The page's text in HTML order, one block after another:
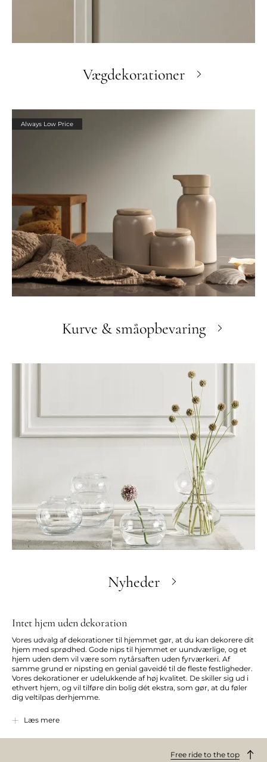
Vægdekorationer
Always Low Price
Kurve & småopbevaring
Nyheder
Intet hjem uden dekoration
Vores udvalg af dekorationer til hjemmet gør, at du kan dekorere dit
hjem med sprødhed. Gode nips til hjemmet er uundværlige, og et
hjem uden dem vil være som nytårsaften uden fyrværkeri. Af
samme grund er nipsting en genial gaveidé til de fleste festligheder.
Vores dekorationer er udelukkende af høj kvalitet. De skiller sig ud i
ethvert hjem, og vil tilføre din bolig dét ekstra, som gør, at du føler
dig veltilpas derhjemme.
Med nips og dekorationer kan du nemt skabe forandringer i
skål eller en flot vase kan gøre underværker på dine hylder, på
Læs mere
Free ride to the top